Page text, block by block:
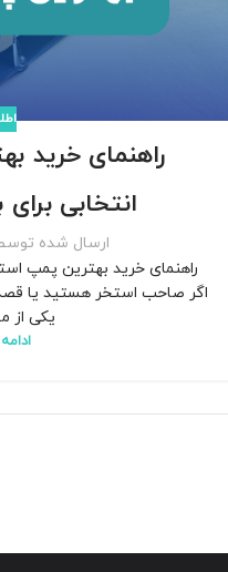
راهنمای خرید
انتخابی
ارسال شده
راهنمای خرید بهترین پمپ
اگر صاحب استخر هستید یا قصد
یکی از